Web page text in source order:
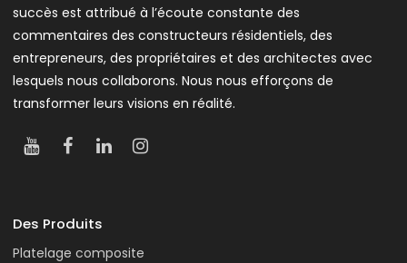
succès est attribué à l’écoute constante des
commentaires des constructeurs résidentiels, des
entrepreneurs, des propriétaires et des architectes avec
lesquels nous collaborons. Nous nous efforçons de
transformer leurs visions en réalité.
Des Produits
Platelage composite